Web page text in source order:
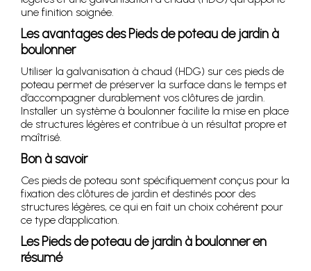
une finition soignée.
Les avantages des Pieds de poteau de jardin à
boulonner
Utiliser la galvanisation à chaud (HDG) sur ces pieds de
poteau permet de préserver la surface dans le temps et
d’accompagner durablement vos clôtures de jardin.
Installer un système à boulonner facilite la mise en place
de structures légères et contribue à un résultat propre et
maîtrisé.
Bon à savoir
Ces pieds de poteau sont spécifiquement conçus pour la
fixation des clôtures de jardin et destinés poor des
structures légères, ce qui en fait un choix cohérent pour
ce type d’application.
Les Pieds de poteau de jardin à boulonner en
résumé